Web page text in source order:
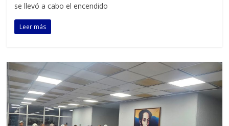
se llevó a cabo el encendido
Leer más